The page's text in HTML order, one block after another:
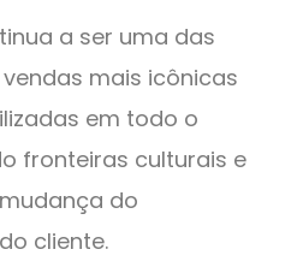
a ser uma das
mais icônicas
em todo o
fronteiras culturais e
do
cliente.